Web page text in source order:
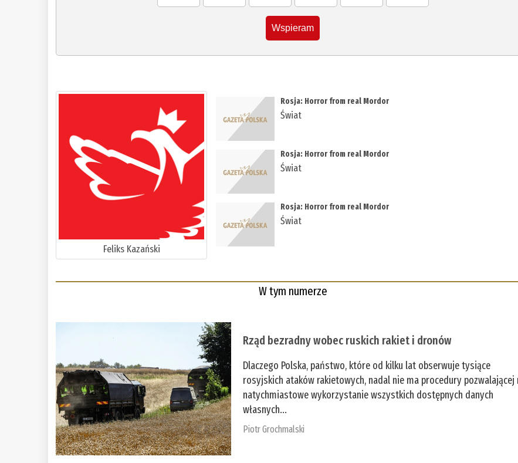
Wspieram
Feliks Kazański
Rosja: Horror from real Mordor
Świat
Rosja: Horror from real Mordor
Świat
Rosja: Horror from real Mordor
Świat
W tym numerze
Rząd bezradny wobec ruskich rakiet i dronów
Dlaczego Polska, państwo, które od kilku lat obserwuje tysiące
rosyjskich ataków rakietowych, nadal nie ma procedury pozwalającej
natychmiastowe wykorzystanie wszystkich dostępnych danych
własnych...
Piotr Grochmalski